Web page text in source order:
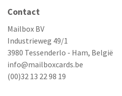
Contact
Mailbox BV
Industrieweg 49/1
3980 Tessenderlo - Ham, België
info@mailboxcards.be
(00)32 13 22 98 19